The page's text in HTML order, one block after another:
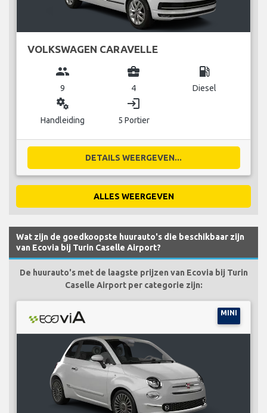
VOLKSWAGEN CARAVELLE
group
9
business_center
4
local_gas_station
Diesel
miscellaneous_services
Handleiding
login
5 Portier
DETAILS WEERGEVEN...
ALLES WEERGEVEN
Wat zijn de goedkoopste huurauto's die beschikbaar zijn
van Ecovia bij Turin Caselle Airport?
De huurauto's met de laagste prijzen van Ecovia bij Turin
Caselle Airport per categorie zijn:
MINI